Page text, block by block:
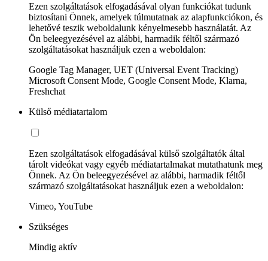
Ezen szolgáltatások elfogadásával olyan funkciókat tudunk
biztosítani Önnek, amelyek túlmutatnak az alapfunkciókon, és
lehetővé teszik weboldalunk kényelmesebb használatát. Az
Ön beleegyezésével az alábbi, harmadik féltől származó
szolgáltatásokat használjuk ezen a weboldalon:
Google Tag Manager, UET (Universal Event Tracking)
Microsoft Consent Mode, Google Consent Mode, Klarna,
Freshchat
Külső médiatartalom
Ezen szolgáltatások elfogadásával külső szolgáltatók által
tárolt videókat vagy egyéb médiatartalmakat mutathatunk meg
Önnek. Az Ön beleegyezésével az alábbi, harmadik féltől
származó szolgáltatásokat használjuk ezen a weboldalon:
Vimeo, YouTube
Szükséges
Mindig aktív